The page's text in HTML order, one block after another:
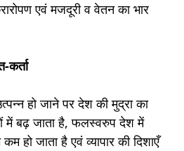
एवं मजदूरी व वेतन का भार
कर्ता
हो जाने पर देश की मुद्रा का
में बढ़ जाता है, फलस्वरुप देश में
हो जाता है एवं व्यापार की दिशाएँ